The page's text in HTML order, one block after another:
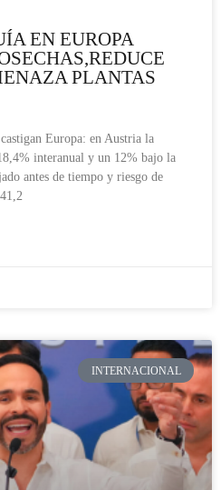
EN EUROPA
PLANTAS
Europa: en Austria la
interanual y un 12% bajo la
antes de tiempo y riesgo de
INTERNACIONAL